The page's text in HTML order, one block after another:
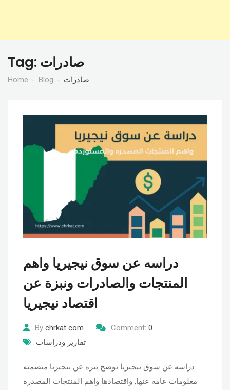
Tag: صادرات
Home Blog صادرات
دراسه عن سوق نيجيريا واهم
المنتجات والصادرات ونبزة عن
اقتصاد نيجيريا
By chrkat com Comment: 0
تقارير ودراسات
دراسه عن سوق نيجيريا توضح نبزه عن نيجيريا متضمنه
معلومات عامه عنها, واقتصادها واهم المنتجات المصدره